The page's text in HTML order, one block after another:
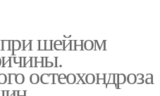
шейном
остеохондроза